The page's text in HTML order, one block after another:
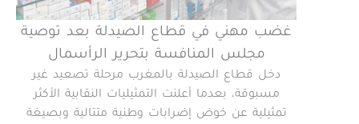
غضب مهني في قطاع الصيدلة بعد توصية
مجلس المنافسة بتحرير الرأسمال
دخل قطاع الصيدلة بالمغرب مرحلة تصعيد غير
مسبوقة، بعدما أعلنت التمثيليات النقابية الأكثر
تمثيلية عن خوض إضرابات وطنية متتالية وبصيغة